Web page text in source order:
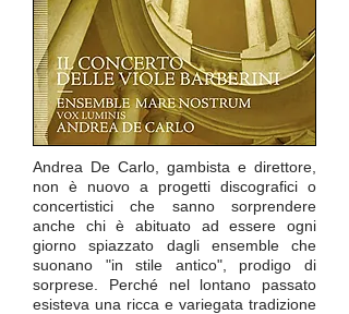
Andrea De Carlo, gambista e direttore,
non è nuovo a progetti discografici o
concertistici che sanno sorprendere
anche chi è abituato ad essere ogni
giorno spiazzato dagli ensemble che
suonano "in stile antico", prodigo di
sorprese. Perché nel lontano passato
esisteva una ricca e variegata tradizione